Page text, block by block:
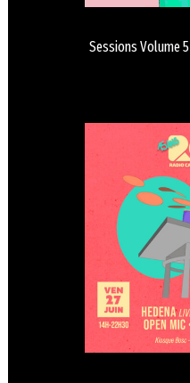
Sessions Volume 5